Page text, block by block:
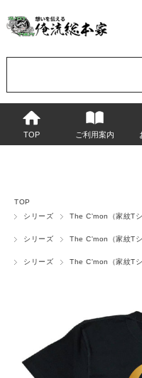
TOP ご利用案内
TOP
シリーズ
The C'mon（家紋Tシ
シリーズ The C'mon（家紋Tシ
シリーズ The C'mon（家紋Tシ